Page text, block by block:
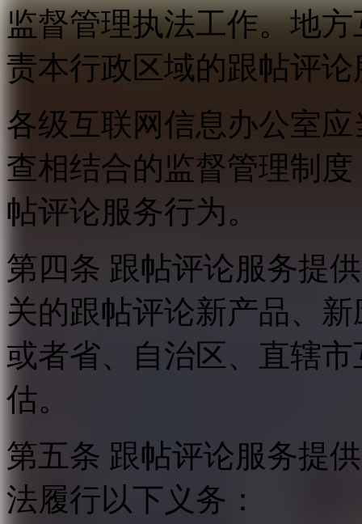
监督管理执法工作。地
责本行政区域的跟帖评
各级互联网信息办公室
查相结合的监督管理制
帖评论服务行为。
第四条 跟帖评论服务提
关的跟帖评论新产品、
或者省、自治区、直辖
估。
第五条 跟帖评论服务提
法履行以下义务：